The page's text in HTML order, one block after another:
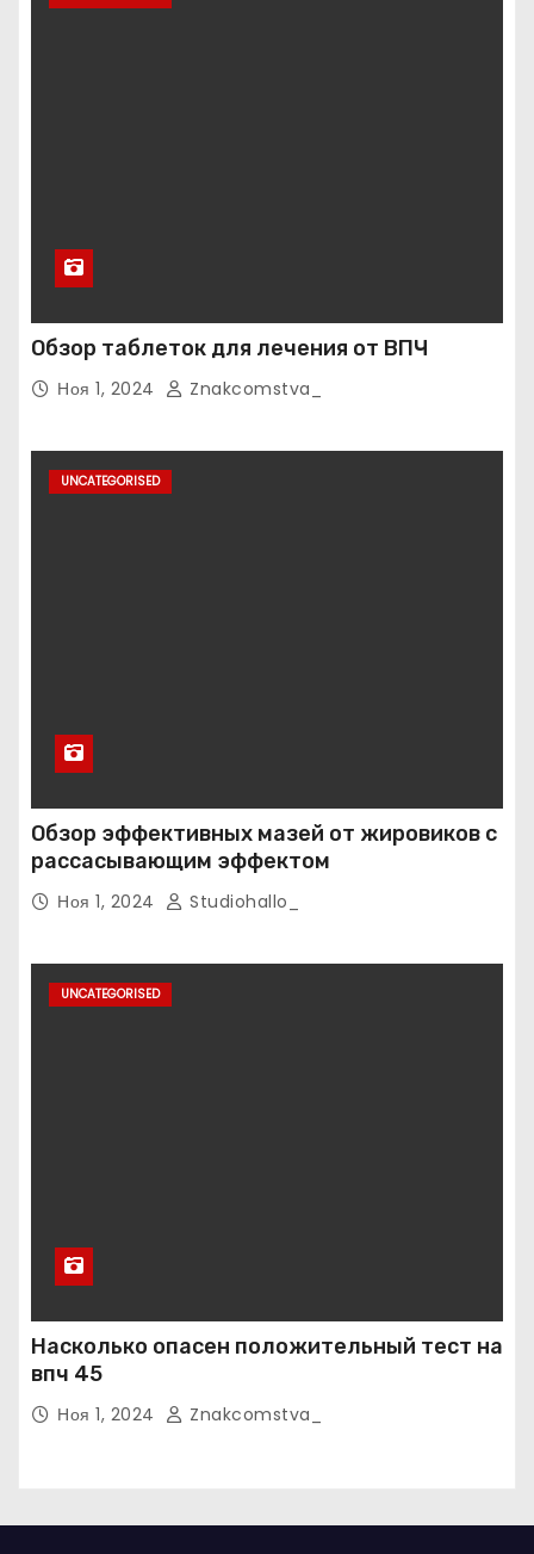
Обзор таблеток для лечения от ВПЧ
Ноя 1, 2024 Znakcomstva_
UNCATEGORISED
Обзор эффективных мазей от жировиков с
рассасывающим эффектом
Ноя 1, 2024 Studiohallo_
UNCATEGORISED
Насколько опасен положительный тест на
впч 45
Ноя 1, 2024 Znakcomstva_